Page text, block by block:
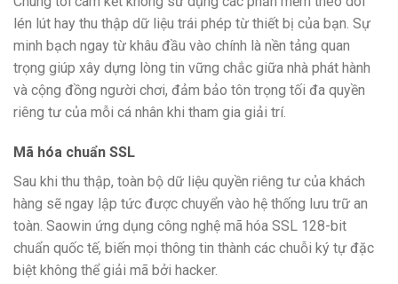
lén lút hay thu thập dữ liệu trái phép từ thiết bị của bạn. Sự
minh bạch ngay từ khâu đầu vào chính là nền tảng quan
trọng giúp xây dựng lòng tin vững chắc giữa nhà phát hành
và cộng đồng người chơi, đảm bảo tôn trọng tối đa quyền
riêng tư của mỗi cá nhân khi tham gia giải trí.
Mã hóa chuẩn SSL
Sau khi thu thập, toàn bộ dữ liệu quyền riêng tư của khách
hàng sẽ ngay lập tức được chuyển vào hệ thống lưu trữ an
toàn. Saowin ứng dụng công nghệ mã hóa SSL 128-bit
chuẩn quốc tế, biến mọi thông tin thành các chuỗi ký tự đặc
biệt không thể giải mã bởi hacker.